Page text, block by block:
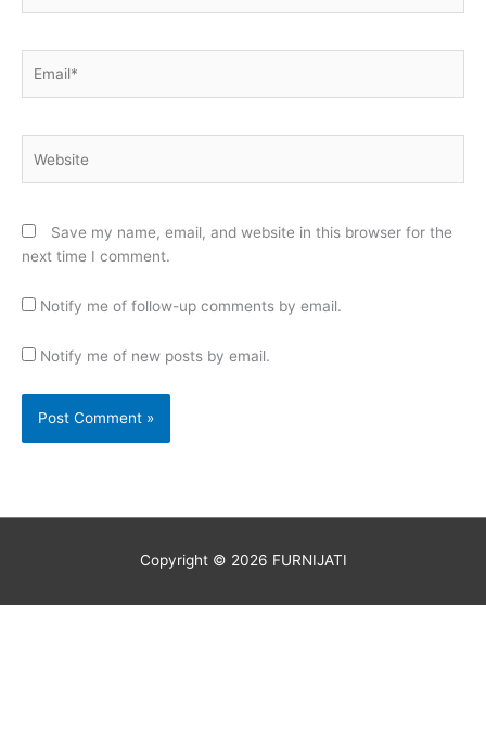
Save my name, email, and website in this browser for the
next time I comment.
Notify me of follow-up comments by email.
Notify me of new posts by email.
Copyright © 2026 FURNIJATI